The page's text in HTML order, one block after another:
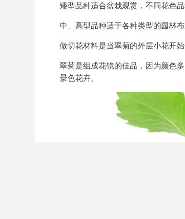
矮型品种适合盆栽观赏，不同花色
中、高型品种适于各种类型的园林
做切花材料是当翠菊的外层小花开
翠菊是组成花镜的佳品，因为颜色
景色花卉。